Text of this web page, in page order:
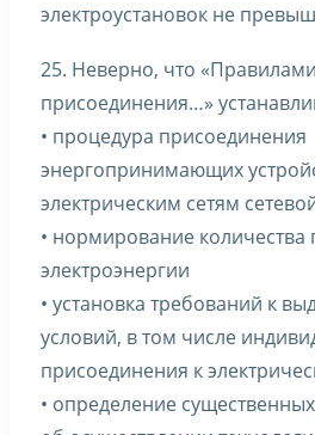
электроустановок не
25. Неверно, что
присоединения…»
• процедура присоединения
энергопринимающих
электрическим сетям
• нормирование
электроэнергии
• установка требований к
условий, в том числе
присоединения к
• определение